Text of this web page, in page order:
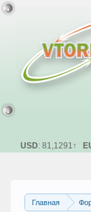
Главная
USD: 81,1291↑